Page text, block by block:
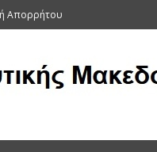
Απορρήτου
(Αρχείο